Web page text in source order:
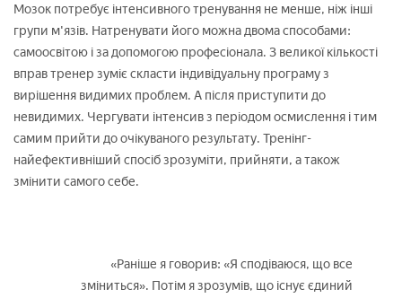
Мозок потребує інтенсивного тренування не менше, ніж інші
групи м'язів. Натренувати його можна двома способами:
самоосвітою і за допомогою професіонала. З великої кількості
вправ тренер зуміє скласти індивідуальну програму з
вирішення видимих проблем. А після приступити до
невидимих. Чергувати інтенсив з періодом осмислення і тим
самим прийти до очікуваного результату. Тренінг-
найефективніший спосіб зрозуміти, прийняти, а також
змінити самого себе.
«Раніше я говорив: «Я сподіваюся, що все
зміниться». Потім я зрозумів, що існує єдиний